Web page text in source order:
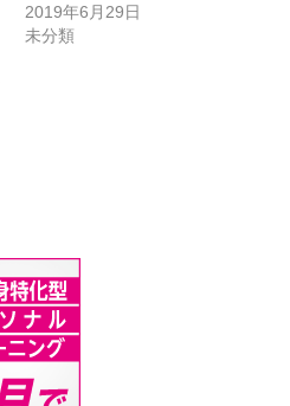
2019年6月29日
未分類